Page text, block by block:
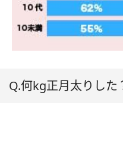
Q.何kg正月太りした